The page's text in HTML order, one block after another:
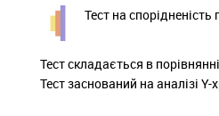
Тест на спорідненість
Тест складається в
Тест заснований на аналізі Y-